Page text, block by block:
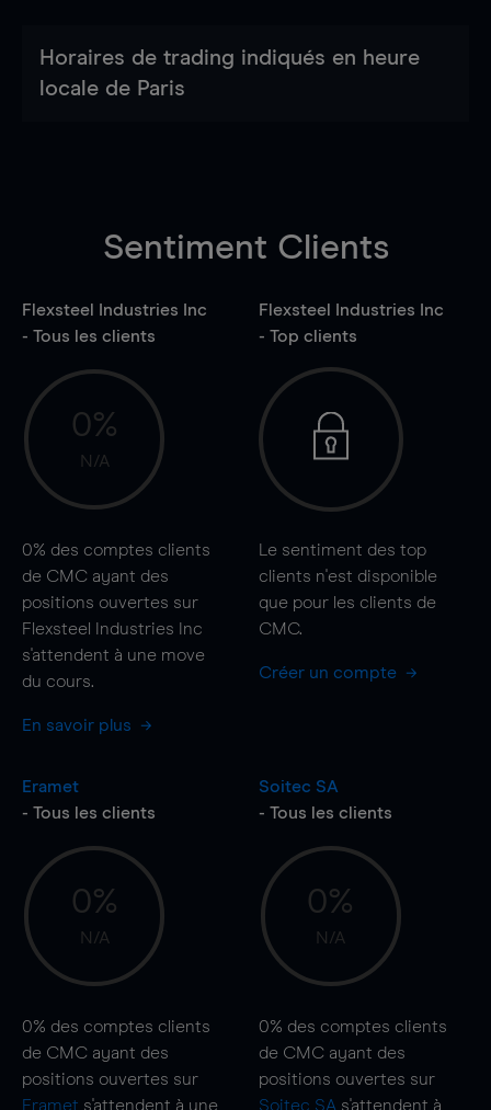
Horaires de trading indiqués en heure
locale de Paris
Sentiment Clients
Flexsteel Industries Inc
- Tous les clients
0%
N/A
0% des comptes clients
de CMC ayant des
positions ouvertes sur
Flexsteel Industries Inc
s'attendent à une move
du cours.
En savoir plus
Flexsteel Industries Inc
- Top clients
Le sentiment des top
clients n'est disponible
que pour les clients de
CMC.
Créer un compte
Eramet
- Tous les clients
0%
N/A
0% des comptes clients
de CMC ayant des
positions ouvertes sur
Eramet s'attendent à une
Soitec SA
- Tous les clients
0%
N/A
0% des comptes clients
de CMC ayant des
positions ouvertes sur
Soitec SA s'attendent à